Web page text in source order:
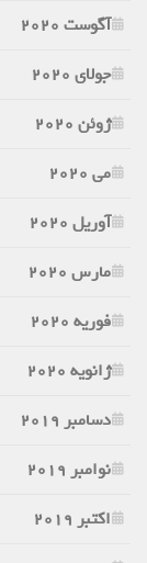
آگوست 2020
جولای 2020
ژوئن 2020
می 2020
آوریل 2020
مارس 2020
فوریه 2020
ژانویه 2020
دسامبر 2019
نوامبر 2019
اکتبر 2019